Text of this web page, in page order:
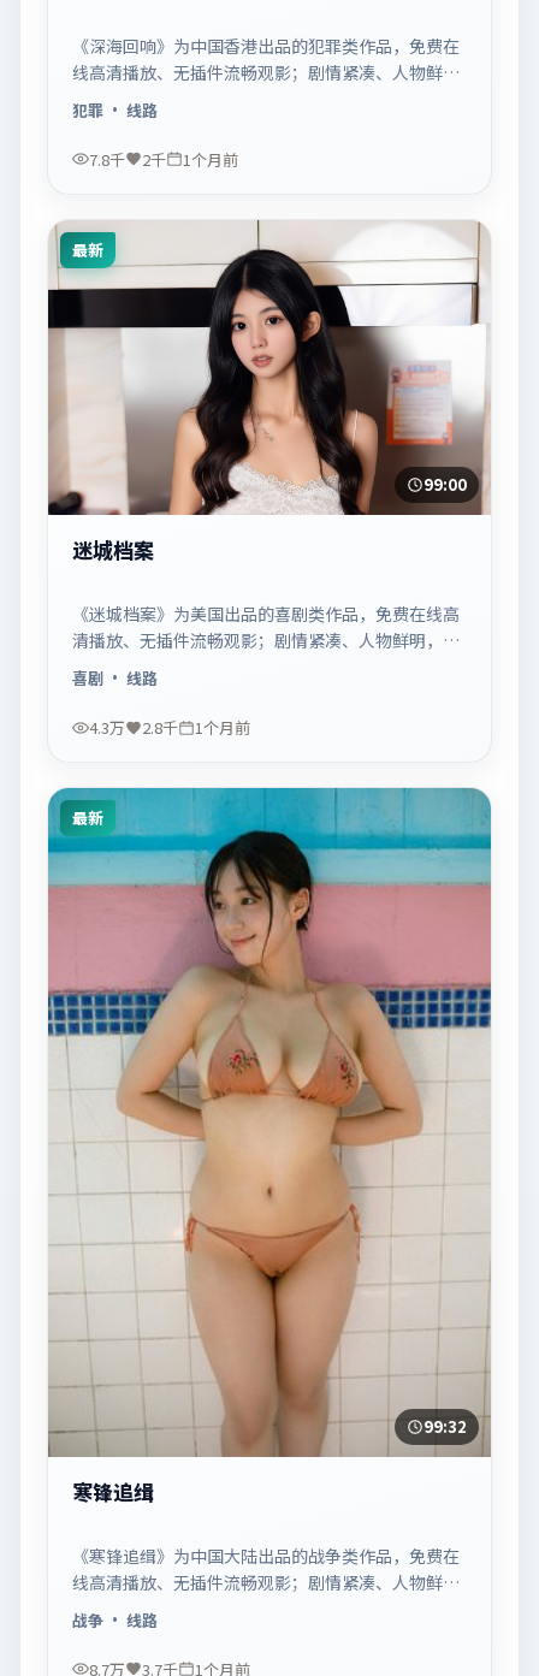
《深海回响》为中国香港出品的犯罪类作品，免费在
线高清播放、无插件流畅观影；剧情紧凑、人物鲜
明，适合休闲一口气追看。
犯罪· 线路
7.8千 2千 1个月前
最新
99:00
迷城档案
《迷城档案》为美国出品的喜剧类作品，免费在线高
清播放、无插件流畅观影；剧情紧凑、人物鲜明，适
合休闲一口气追看。
喜剧· 线路
4.3万 2.8千 1个月前
最新
99:32
寒锋追缉
《寒锋追缉》为中国大陆出品的战争类作品，免费在
线高清播放、无插件流畅观影；剧情紧凑、人物鲜
明，适合休闲一口气追看。
战争· 线路
8.7万 3.7千 1个月前